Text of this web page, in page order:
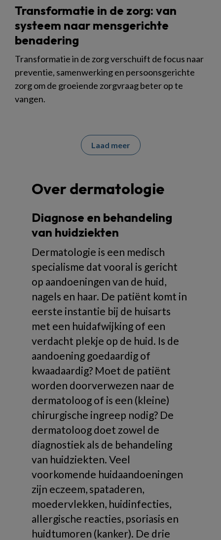
Transformatie in de zorg: van
systeem naar mensgerichte
benadering
Transformatie in de zorg verschuift de focus naar
preventie, samenwerking en persoonsgerichte
zorg om de groeiende zorgvraag beter op te
vangen.
Laad meer
Over dermatologie
Diagnose en behandeling
van huidziekten
Dermatologie is een medisch
specialisme dat vooral is gericht
op aandoeningen van de huid,
nagels en haar. De patiënt komt in
eerste instantie bij de huisarts
met een huidafwijking of een
verdacht plekje op de huid. Is de
aandoening goedaardig of
kwaadaardig? Moet de patiënt
worden doorverwezen naar de
dermatoloog of is een (kleine)
chirurgische ingreep nodig? De
dermatoloog doet zowel de
diagnostiek als de behandeling
van huidziekten. Veel
voorkomende huidaandoeningen
zijn eczeem, spataderen,
moedervlekken, huidinfecties,
allergische reacties, psoriasis en
huidtumoren (kanker). De drie